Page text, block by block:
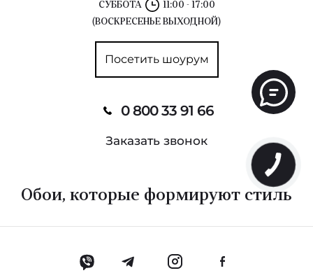
СУББОТА
11:00 - 17:00
(ВОСКРЕСЕНЬЕ ВЫХОДНОЙ)
Посетить шоурум
0 800 33 91 66
Заказать звонок
Обои, которые формируют стиль